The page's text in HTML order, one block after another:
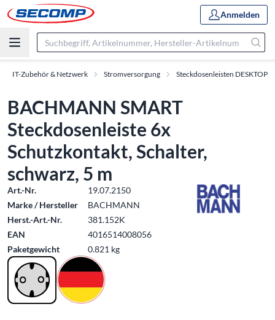
Anmelden
IT-Zubehör & Netzwerk Stromversorgung Steckdosenleisten DESKTOP
BACHMANN SMART
Steckdosenleiste 6x
Schutzkontakt, Schalter,
schwarz, 5 m
Art.-Nr.
19.07.2150
Marke / Hersteller
BACHMANN
Herst.-Art.-Nr.
381.152K
EAN
4016514008056
Paketgewicht
0.821 kg